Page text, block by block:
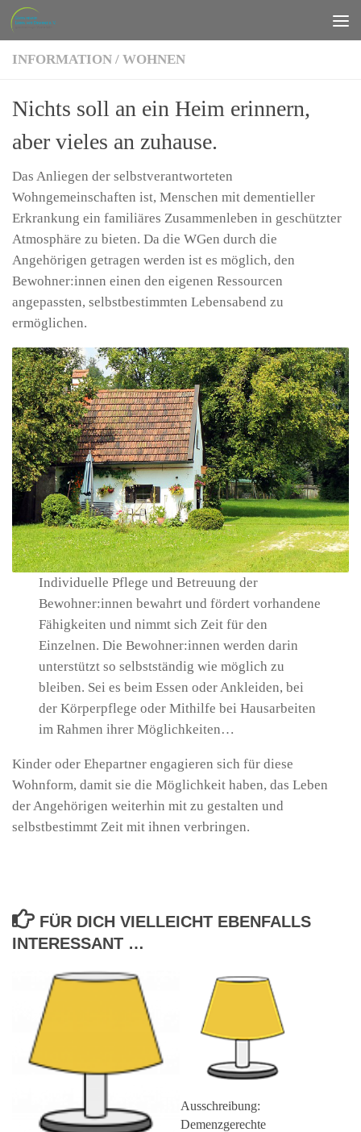
Zum Inhalt springen
INFORMATION / WOHNEN
Nichts soll an ein Heim erinnern,
aber vieles an zuhause.
Das Anliegen der selbstverantworteten
Wohngemeinschaften ist, Menschen mit dementieller
Erkrankung ein familiäres Zusammenleben in geschützter
Atmosphäre zu bieten. Da die WGen durch die
Angehörigen getragen werden ist es möglich, den
Bewohner:innen einen den eigenen Ressourcen
angepassten, selbstbestimmten Lebensabend zu
ermöglichen.
Individuelle Pflege und Betreuung der
Bewohner:innen bewahrt und fördert vorhandene
Fähigkeiten und nimmt sich Zeit für den
Einzelnen. Die Bewohner:innen werden darin
unterstützt so selbstständig wie möglich zu
bleiben. Sei es beim Essen oder Ankleiden, bei
der Körperpflege oder Mithilfe bei Hausarbeiten
im Rahmen ihrer Möglichkeiten…
Kinder oder Ehepartner engagieren sich für diese
Wohnform, damit sie die Möglichkeit haben, das Leben
der Angehörigen weiterhin mit zu gestalten und
selbstbestimmt Zeit mit ihnen verbringen.
FÜR DICH VIELLEICHT EBENFALLS
INTERESSANT …
Ausschreibung:
Demenzgerechte